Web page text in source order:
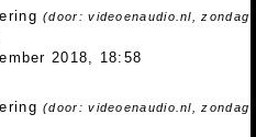
(door: videoenaudio.nl, zondag
2018, 18:58
(door: videoenaudio.nl, zondag